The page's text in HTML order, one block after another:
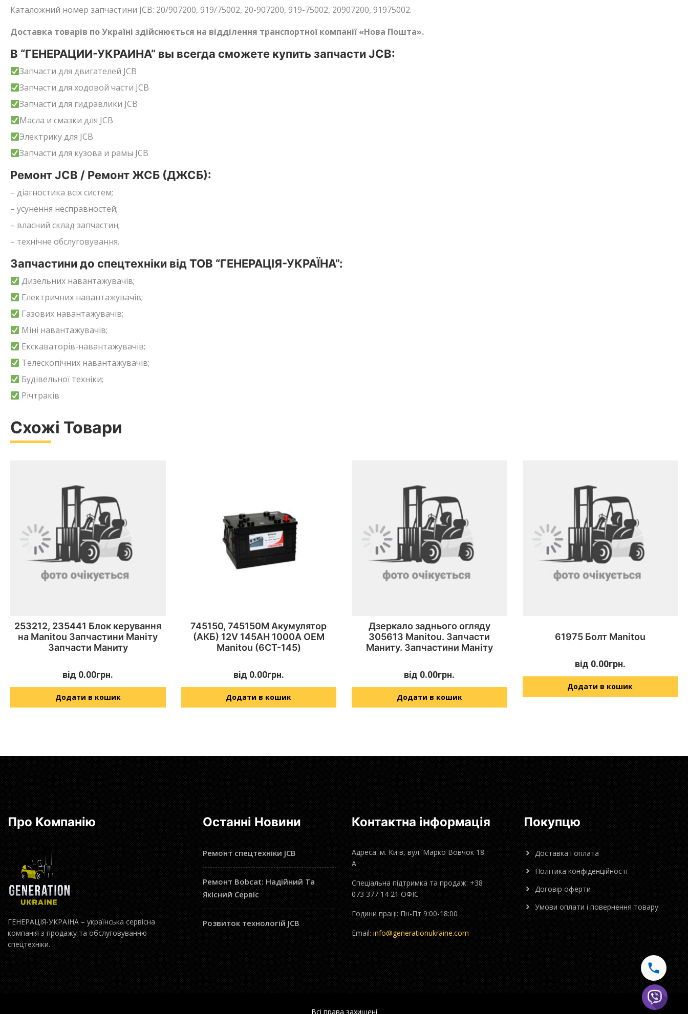
Каталожний номер запчастини JCB: 20/907200, 919/75002, 20-907200, 919-75002, 20907200, 91975002.
Доставка товарів по Україні здійснюється на відділення транспортної компанії «Нова Пошта».
В “ГЕНЕРАЦИИ-УКРАИНА” вы всегда сможете купить запчасти JCB:
Запчасти для двигателей JCB
Запчасти для ходовой части JCB
Запчасти для гидравлики JCB
Масла и смазки для JCB
Электрику для JCB
Запчасти для кузова и рамы JCB
Ремонт JCB / Ремонт ЖСБ (ДЖСБ):
– діагностика всіх систем;
– усунення несправностей;
– власний склад запчастин;
– технічне обслуговування.
Запчастини до спецтехніки від ТОВ “ГЕНЕРАЦІЯ-УКРАЇНА”:
Дизельних навантажувачів;
Електричних навантажувачів;
Газових навантажувачів;
Міні навантажувачів;
Екскаваторів-навантажувачів;
Телескопічних навантажувачів;
Будівельної техніки;
Річтраків
Схожі Товари
253212, 235441 Блок керування
на Manitou Запчастини Маніту
Запчасти Маниту
від 0.00грн.
Додати в кошик
745150, 745150M Акумулятор
(АКБ) 12V 145AH 1000A OEM
Manitou (6СТ-145)
від 0.00грн.
Додати в кошик
Дзеркало заднього огляду
305613 Manitou. Запчасти
Маниту. Запчастини Маніту
від 0.00грн.
Додати в кошик
61975 Болт Manitou
від 0.00грн.
Додати в кошик
Про Компанію
ГЕНЕРАЦІЯ-УКРАЇНА – українська сервісна
компанія з продажу та обслуговуванню
спецтехніки.
Останні Новини
Ремонт спецтехніки JCB
Ремонт Bobcat: Надійний Та
Якісний Сервіс
Розвиток технологій JCB
Контактна інформація
Адреса: м. Київ, вул. Марко Вовчок 18
А
Спеціальна підтримка та продаж: +38
073 377 14 21 ОФІС
Години праці: Пн-Пт 9:00-18:00
Email: info@generationukraine.com
Покупцю
Доставка і оплата
Політика конфіденційності
Договір оферти
Умови оплати і повернення товару
Всі права захищені